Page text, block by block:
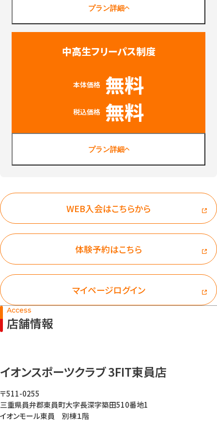
プラン詳細
中高生フリーパス制度
本体価格 無料
税込価格 無料
プラン詳細
WEB入会はこちらから
体験予約はこちら
マイページログイン
Access
店舗情報
イオンスポーツクラブ 3FIT東員店
〒511-0255
三重県員弁郡東員町大字長深字築田510番地1
イオンモール東員 別棟１階